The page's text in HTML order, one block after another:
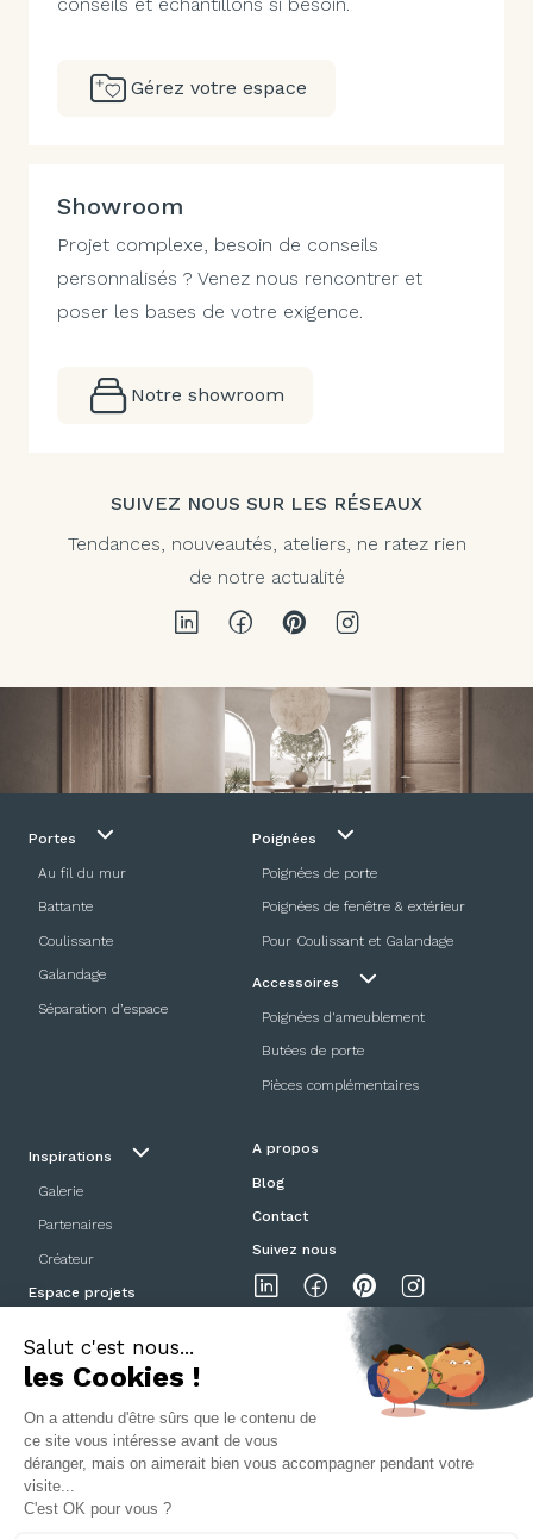
Gérez votre espace
Showroom
Projet complexe, besoin de conseils
personnalisés ? Venez nous rencontrer et
poser les bases de votre exigence.
Notre showroom
SUIVEZ NOUS SUR LES RÉSEAUX
Tendances, nouveautés, ateliers, ne ratez rien
de notre actualité
Portes
Au fil du mur
Battante
Coulissante
Galandage
Séparation d’espace
Poignées
Poignées de porte
Poignées de fenêtre & extérieur
Pour Coulissant et Galandage
Accessoires
Poignées d'ameublement
Butées de porte
Pièces complémentaires
Inspirations
Galerie
Partenaires
Créateur
Espace projets
A propos
Blog
Contact
Suivez nous
Mentions légalesPolitique de confidentialitéCGV